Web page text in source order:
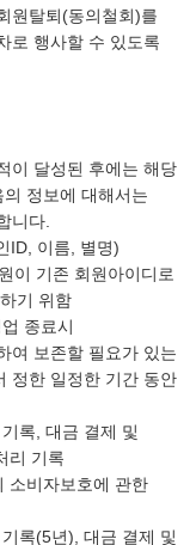
원탈퇴(동의철회)를
로 행사할 수 있도록
이 달성된 후에는 해당
정보에 대해서는
니다.
ID, 이름, 별명)
이 기존 회원아이디로
기 위함
종료시
여 보존할 필요가 있는
정한 일정한 기간 동안
록, 대금 결제 및
리 기록
소비자보호에 관한
록(5년), 대금 결제 및